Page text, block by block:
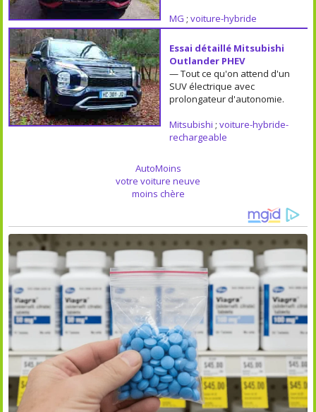
MG ; voiture-hybride
Essai détaillé Mitsubishi
Outlander PHEV
— Tout ce qu'on attend d'un
SUV électrique avec
prolongateur d'autonomie.
Mitsubishi ; voiture-hybride-
rechargeable
AutoMoins
votre voiture neuve
moins chère